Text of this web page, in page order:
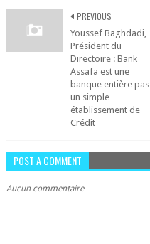
PREVIOUS
Youssef Baghdadi,
Président du
Directoire : Bank
Assafa est une
banque entière pas
un simple
établissement de
Crédit
POST A COMMENT
Aucun commentaire